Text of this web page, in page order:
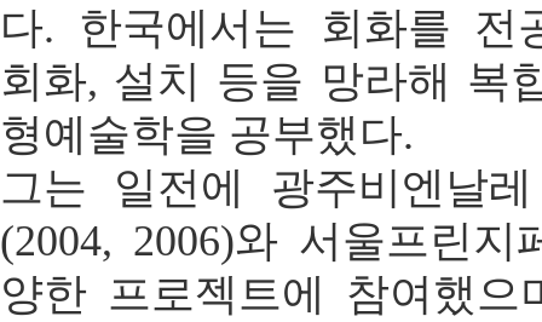
다. 한국에서는 회화를 전
회화, 설치 등을 망라해 복
형예술학을 공부했다.
그는 일전에 광주비엔날
(2004, 2006)와 서울프린지
양한 프로젝트에 참여했으